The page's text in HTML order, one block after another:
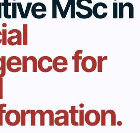
MSc in
for